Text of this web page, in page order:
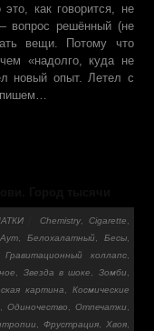
как говорится, не
вопрос решённый (не
вещи. Потому что
«надолго, куда не
новый опыт. Летел с
Chemistry, Cigarette,
Аут, Белохалатный, Бесы,
Гравитационный коллапс,
, Звезда в шоке, Зомби,
картина, Косми­чески­е
, Одиночество, Отпечатки,
, Фрустрация, Хвоя,